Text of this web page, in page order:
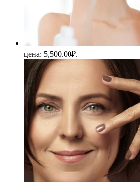
цена: 5,500.00₽.